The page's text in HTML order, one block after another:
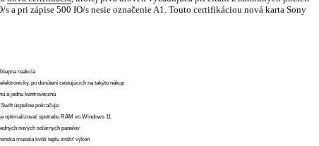
a pri zápise 500 IO/s nesie označenie A1. Touto certifikáciou nová karta Sony
reakcia
po donútení cestujúcich na takýto nákup
a jednu kontroverznú
úspešne pokračuje
optimalizovať spotrebu RAM vo Windows 11
nových solárnych panelov
musela kvôli teplu znížiť výkon